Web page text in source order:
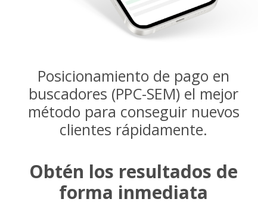
Posicionamiento de pago en
buscadores (PPC-SEM) el mejor
método para conseguir nuevos
clientes rápidamente.
Obtén los resultados de
forma inmediata